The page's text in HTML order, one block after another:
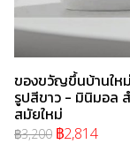
ของขวัญขึ้นบ้านให
รูปสีขาว - มินิมอล
สมัยใหม่
฿3,200 ฿2,814